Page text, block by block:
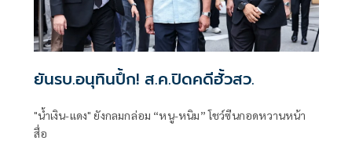
ยันรบ.อนุทินปึ้ก! ส.ค.ปิดคดีฮั้วสว.
"น้ำเงิน-แดง" ยังกลมกล่อม “หนู-หนิม” โชว์ซีนกอดหวานหน้า
สื่อ